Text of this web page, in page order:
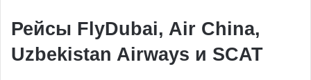
Рейсы FlyDubai, Air China,
Uzbekistan Airways и SCAT